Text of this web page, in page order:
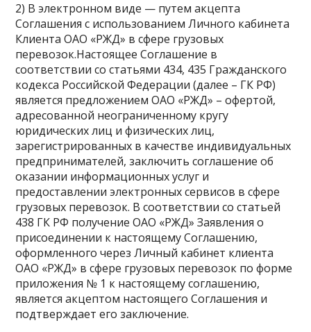
2) В электронном виде — путем акцепта
Соглашения с использованием Личного кабинета
Клиента ОАО «РЖД» в сфере грузовых
перевозок.Настоящее Соглашение в
соответствии со статьями 434, 435 Гражданского
кодекса Российской Федерации (далее – ГК РФ)
является предложением ОАО «РЖД» – офертой,
адресованной неограниченному кругу
юридических лиц и физических лиц,
зарегистрированных в качестве индивидуальных
предпринимателей, заключить соглашение об
оказании информационных услуг и
предоставлении электронных сервисов в сфере
грузовых перевозок. В соответствии со статьей
438 ГК РФ получение ОАО «РЖД» Заявления о
присоединении к настоящему Соглашению,
оформленного через Личный кабинет клиента
ОАО «РЖД» в сфере грузовых перевозок по форме
приложения № 1 к настоящему соглашению,
является акцептом настоящего Соглашения и
подтверждает его заключение.